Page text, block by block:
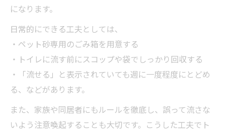
になります。
日常的にできる工夫としては、
・ペット砂専用のごみ箱を用意する
・トイレに流す前にスコップや袋でしっかり回収する
・「流せる」と表示されていても週に一度程度にとどめ
る、などがあります。
また、家族や同居者にもルールを徹底し、誤って流さな
いよう注意喚起することも大切です。こうした工夫でト